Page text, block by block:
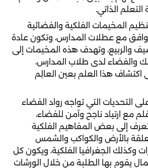
الذاتي.
المخيمات الفلكية والفضائية
مع عطلات المدارس، وتكون عادة
والربيع، وتهدف هذه المخيمات إلى
والفضاء لدى طلاب المدارس،
هذا العلم بعين العالِم
التحديات التي تواجه رواد الفضاء
مع ارتياد ناجح وآمن للفضاء،
إلى بعض المفاهيم الفلكية
بالأرض والكواكب والشمس
وكذلك الجغرافيا الفلكية، ويكون كل
يقوم بها الطلبة من خلال الورشات